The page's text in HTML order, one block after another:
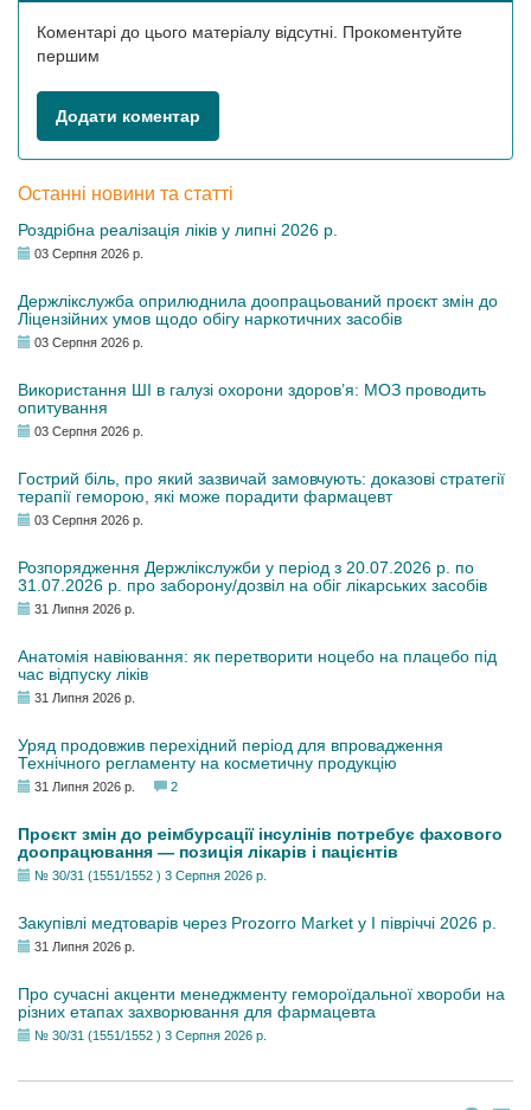
Коментарі до цього матеріалу відсутні. Прокоментуйте
першим
Додати коментар
Останні новини та статті
Роздрібна реалізація ліків у липні 2026 р.
03 Серпня 2026 р.
Держлікслужба оприлюднила доопрацьований проєкт змін до
Ліцензійних умов щодо обігу наркотичних засобів
03 Серпня 2026 р.
Використання ШІ в галузі охорони здоров’я: МОЗ проводить
опитування
03 Серпня 2026 р.
Гострий біль, про який зазвичай замовчують: доказові стратегії
терапії геморою, які може порадити фармацевт
03 Серпня 2026 р.
Розпорядження Держлікслужби у період з 20.07.2026 р. по
31.07.2026 р. про заборону/дозвіл на обіг лікарських засобів
31 Липня 2026 р.
Анатомія навіювання: як перетворити ноцебо на плацебо під
час відпуску ліків
31 Липня 2026 р.
Уряд продовжив перехідний період для впровадження
Технічного регламенту на косметичну продукцію
31 Липня 2026 р. 2
Проєкт змін до реімбурсації інсулінів потребує фахового
доопрацювання — позиція лікарів і пацієнтів
№ 30/31 (1551/1552 ) 3 Серпня 2026 р.
Закупівлі медтоварів через Prozorro Market у I півріччі 2026 р.
31 Липня 2026 р.
Про сучасні акценти менеджменту гемороїдальної хвороби на
різних етапах захворювання для фармацевта
№ 30/31 (1551/1552 ) 3 Серпня 2026 р.